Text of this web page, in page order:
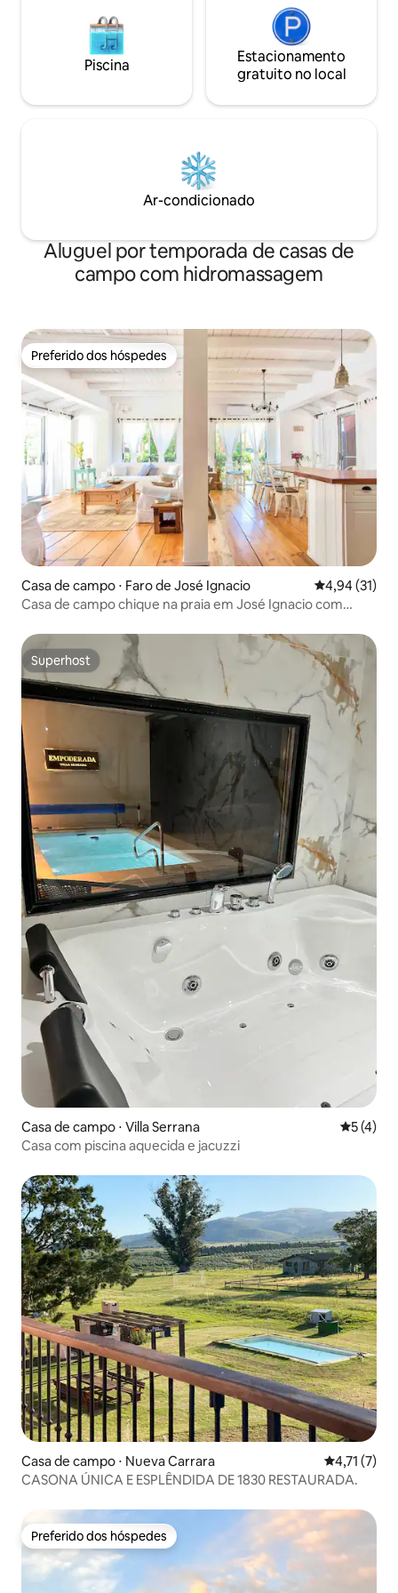
Piscina
Estacionamento
gratuito no local
Ar-condicionado
Aluguel por temporada de casas de
campo com hidromassagem
Preferido dos hóspedes
Preferido dos hóspedes
Casa de campo ⋅ Faro de José Ignacio 4,94 de uma
4,94 (31)
Casa de campo chique na praia em José Ignacio com
Superhost
Superhost
Casa de campo ⋅ Villa Serrana 5 de
5 (4)
Casa com piscina aquecida e jacuzzi
Casa de campo ⋅ Nueva Carrara 4,71 de
4,71 (7)
CASONA ÚNICA E ESPLÊNDIDA DE 1830 RESTAURADA.
Preferido dos hóspedes
Preferido dos hóspedes